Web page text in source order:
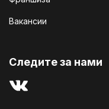
Вакансии
Cледите за нами